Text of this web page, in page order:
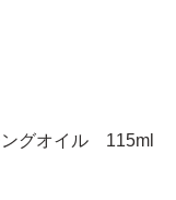
グオイル 115ml